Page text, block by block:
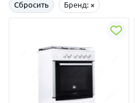
Сбросить Бренд: ×